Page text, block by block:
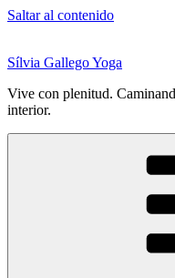
Saltar al contenido
Sílvia Gallego Yoga
Vive con plenitud.
interior.